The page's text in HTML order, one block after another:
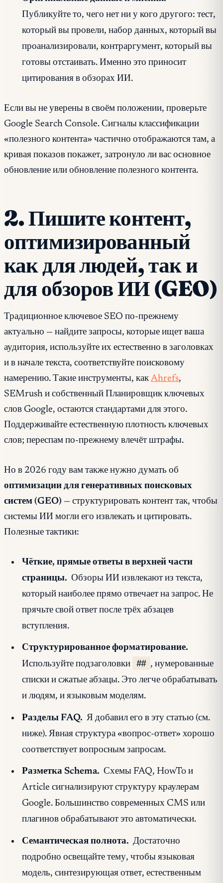
Публикуйте то, чего нет ни у кого другого: тест,
который вы провели, набор данных, который вы
проанализировали, контраргумент, который вы
готовы отстаивать. Именно это приносит
цитирования в обзорах ИИ.
Если вы не уверены в своём положении, проверьте
Google Search Console. Сигналы классификации
«полезного контента» частично отображаются там, а
кривая показов покажет, затронуло ли вас основное
обновление или обновление полезного контента.
2. Пишите контент,
оптимизированный
как для людей, так и
для обзоров ИИ (GEO)
Традиционное ключевое SEO по-прежнему
актуально — найдите запросы, которые ищет ваша
аудитория, используйте их естественно в заголовках
и в начале текста, соответствуйте поисковому
намерению. Такие инструменты, какAhrefs,
SEMrush и собственный Планировщик ключевых
слов Google, остаются стандартами для этого.
Поддерживайте естественную плотность ключевых
слов; переспам по-прежнему влечёт штрафы.
Но в 2026 году вам также нужно думать об
оптимизации для генеративных поисковых
систем (GEO) — структурировать контент так, чтобы
системы ИИ могли его извлекать и цитировать.
Полезные тактики:
Чёткие, прямые ответы в верхней части
страницы. Обзоры ИИ извлекают из текста,
который наиболее прямо отвечает на запрос. Не
прячьте свой ответ после трёх абзацев
вступления.
Структурированное форматирование.
Используйте подзаголовки
## , нумерованные
списки и сжатые абзацы. Это легче обрабатывать
и людям, и языковым моделям.
Разделы FAQ. Я добавил его в эту статью (см.
ниже). Явная структура «вопрос-ответ» хорошо
соответствует вопросным запросам.
Разметка Schema. Схемы FAQ, HowTo и
Article сигнализируют структуру краулерам
Google. Большинство современных CMS или
плагинов обрабатывают это автоматически.
Семантическая полнота. Достаточно
подробно освещайте тему, чтобы языковая
модель, синтезирующая ответ, естественным